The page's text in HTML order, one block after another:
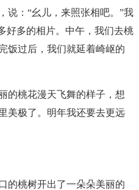
说：“幺儿，来照张相吧。”我
好多的相片。中午，我们去桃
饭过后，我们就延着崎岖的
的桃花漫天飞舞的样子，想
美极了。明年我还要去更远
的桃树开出了一朵朵美丽的